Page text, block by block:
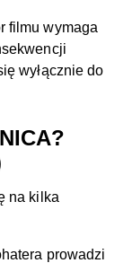
filmu wymaga
wyłącznie do
na kilka
prowadzi